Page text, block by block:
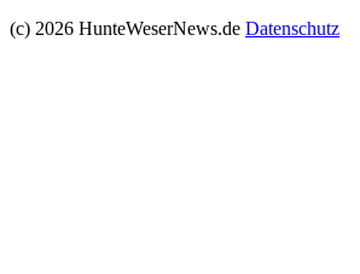
(c) 2026 HunteWeserNews.de Datenschutz